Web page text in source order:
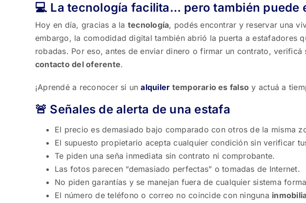
💻 La tecnología facilita… pero también puede
Hoy en día, gracias a la tecnología, podés encontrar y reservar una
embargo, la comodidad digital también abrió la puerta a estafadores
robadas. Por eso, antes de enviar dinero o firmar un contrato, verificá
contacto del oferente.
¡Aprendé a reconocer si unalquiler temporario es falso y actuá a
🚨 Señales de alerta de una estafa
El precio es demasiado bajo comparado con otros de la misma
El supuesto propietario acepta cualquier condición sin verificar
Te piden una seña inmediata sin contrato ni comprobante.
Las fotos parecen “demasiado perfectas” o tomadas de Internet.
No piden garantías y se manejan fuera de cualquier sistema
El número de teléfono o correo no coincide con ninguna